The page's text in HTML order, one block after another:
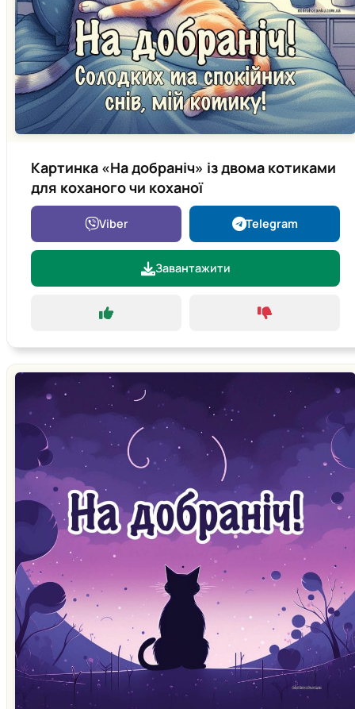
Картинка «На добраніч» із двома котиками
для коханого чи коханої
Viber Telegram
Завантажити